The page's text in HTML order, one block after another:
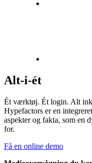
Alt-i-ét
Ét værktøj. Ét login. Alt
Hypefactors er en
aspekter og fakta, som en
for.
Få en online demo